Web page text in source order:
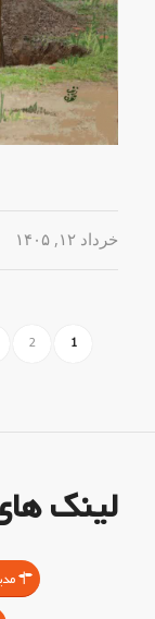
خرداد ۱۲, ۱۴۰۵ /
1
2
لینک